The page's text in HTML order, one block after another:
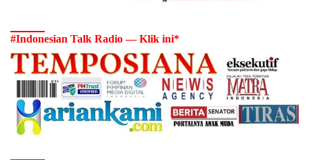
#Indonesian Talk Radio — Klik ini*